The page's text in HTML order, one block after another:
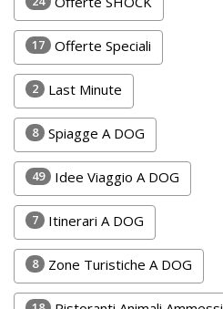
Attività
Accedi
Registrati
17 Offerte Speciali
2 Last Minute
8 Spiagge A DOG
49 Idee Viaggio A DOG
7 Itinerari A DOG
8 Zone Turistiche A DOG